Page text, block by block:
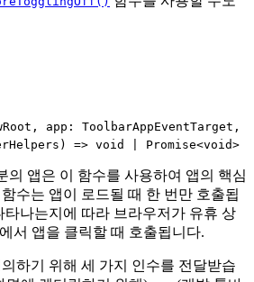
app: ToolbarAppEventTarget,
=> void | Promise<void>
의 앱은 이 함수를 사용하여 앱의 핵심
수는 앱이 로드될 때 한 번만 호출됩
타나는지에 따라 브라우저가 유휴 상
서 앱을 클릭할 때 호출됩니다.
하기 위해 세 가지 인수를 전달받습